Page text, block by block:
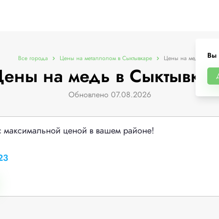
Вы
Все города Цены на металлолом в Сыктывкаре Цены на медь
на медь в
Обновлено 07.08.2026
максимальной ценой в вашем районе!